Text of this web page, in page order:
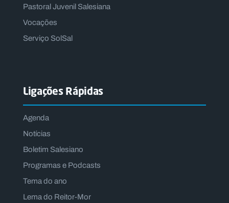
Pastoral Juvenil Salesiana
Vocações
Serviço SolSal
Ligações Rápidas
Agenda
Notícias
Boletim Salesiano
Programas e Podcasts
Tema do ano
Lema do Reitor-Mor